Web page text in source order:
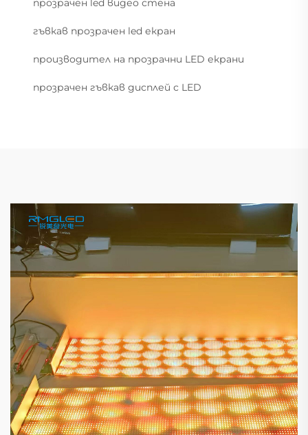
прозрачен led видео стена
гъвкав прозрачен led екран
производител на прозрачни LED екрани
прозрачен гъвкав дисплей с LED